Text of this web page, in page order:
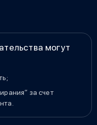
могут
за счет